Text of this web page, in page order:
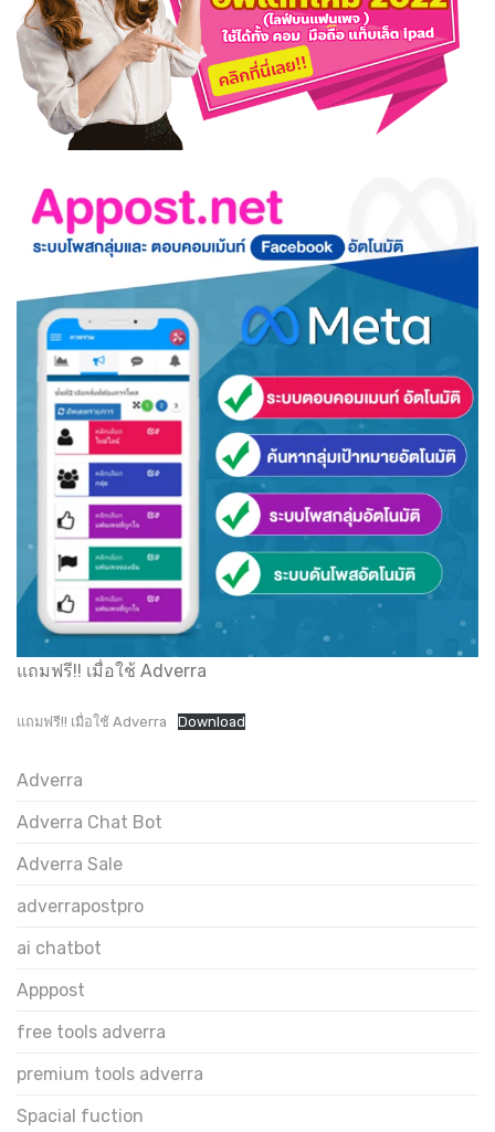
แถมฟรี!! เมื่อใช้ Adverra
แถมฟรี!! เมื่อใช้ Adverra Download
Adverra
Adverra Chat Bot
Adverra Sale
adverrapostpro
ai chatbot
Apppost
free tools adverra
premium tools adverra
Spacial fuction